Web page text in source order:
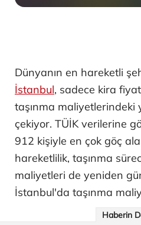
Dünyanın en hareketli
İstanbul, sadece kira
taşınma maliyetlerindeki
çekiyor. TÜİK verilerine
912 kişiyle en çok göç
hareketlilik, taşınma
maliyetleri de yeniden
İstanbul'da taşınma
Haberin